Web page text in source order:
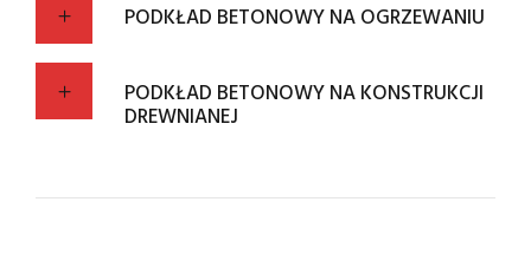
PODKŁAD BETONOWY NA OGRZEWANIU
PODKŁAD BETONOWY NA KONSTRUKCJI
DREWNIANEJ